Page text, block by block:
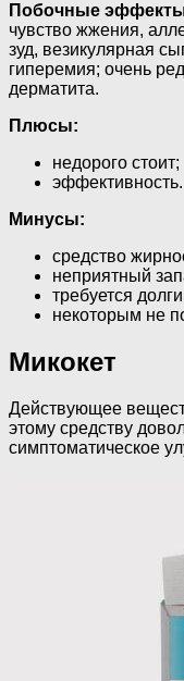
Побочные
чувство жжения,
зуд, везикулярная
гиперемия; очень
дерматита.
Плюсы:
недорого стоит;
эффективность.
Минусы:
средство
неприятный
требуется
некоторым не
Микокет
Действующее
этому средству
симптоматическое